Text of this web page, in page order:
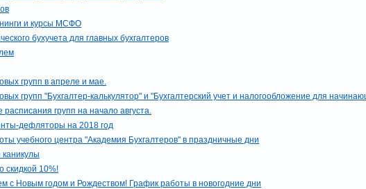
и курсы МСФО
бухучета для главных бухгалтеров
групп в апреле и мае.
групп "Бухгалтер-калькулятор" и "Бухгалтерский учет и налогообложение для
групп на начало августа.
дефляторы на 2018 год
учебного центра "Академия Бухгалтеров" в праздничные дни
каникулы
скидкой 10%!
с Новым годом и Рождеством! График работы в новогодние дни